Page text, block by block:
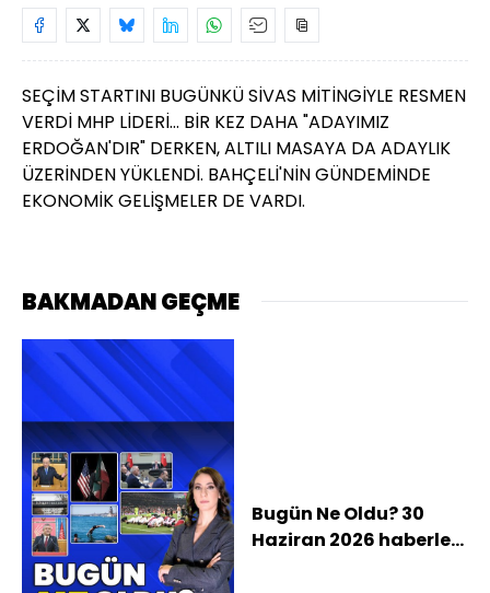
SEÇİM STARTINI BUGÜNKÜ SİVAS MİTİNGİYLE RESMEN
VERDİ MHP LİDERİ... BİR KEZ DAHA "ADAYIMIZ
ERDOĞAN'DIR" DERKEN, ALTILI MASAYA DA ADAYLIK
ÜZERİNDEN YÜKLENDİ. BAHÇELİ'NİN GÜNDEMİNDE
EKONOMİK GELİŞMELER DE VARDI.
BAKMADAN GEÇME
Bugün Ne Oldu? 30
Haziran 2026 haberleri: